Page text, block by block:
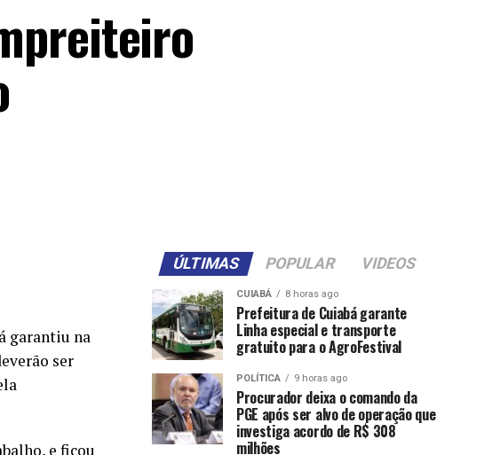
garantiu na
ser
e ficou
ÚLTIMAS POPULAR VIDEOS
CUIABÁ 8 horas ago
Prefeitura de Cuiabá garante
Linha especial e transporte
gratuito para o AgroFestival
POLÍTICA 9 horas ago
Procurador deixa o comando da
PGE após ser alvo de operação que
investiga acordo de R$ 308
milhões